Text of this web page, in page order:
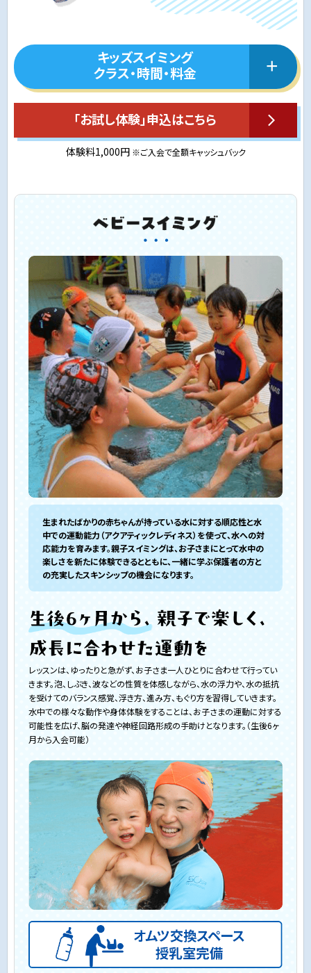
キッズスイミング
クラス・時間・料金
「お試し体験」申込はこちら
体験料1,000円※ご入会で全額キャッシュバック
生まれたばかりの赤ちゃんが持っている水に対する順応性と水
中での運動能力（アクアティックレディネス）を使って、水への対
応能力を育みます。親子スイミングは、お子さまにとって水中の
楽しさを新たに体験できるとともに、一緒に学ぶ保護者の方と
の充実したスキンシップの機会になります。
レッスンは、ゆったりと急がず、お子さま一人ひとりに合わせて行ってい
きます。泡、しぶき、波などの性質を体感しながら、水の浮力や、水の抵抗
を受けてのバランス感覚、浮き方、進み方、もぐり方を習得していきます。
水中での様々な動作や身体体験をすることは、お子さまの運動に対する
可能性を広げ、脳の発達や神経回路形成の手助けとなります。（生後6ヶ
月から入会可能）